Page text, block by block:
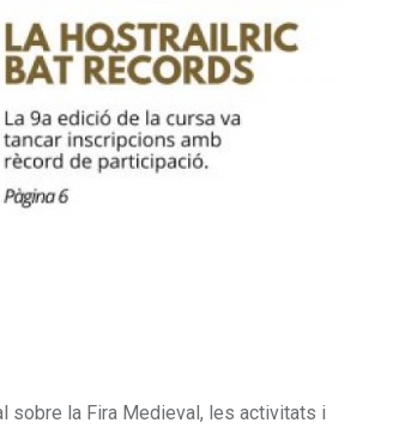
sobre la Fira Medieval, les activitats i